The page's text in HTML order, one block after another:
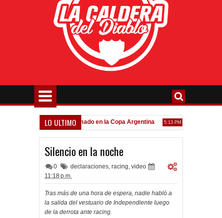
LO ULTIMO
Todo confirmado en la Copa Argentina 5:13 PM Goleada
Silencio en la noche
0 declaraciones, racing, video
11:18 p.m.
Tras más de una hora de espera, nadie habló a
la salida del vestuario de Independiente luego
de la derrota ante racing.